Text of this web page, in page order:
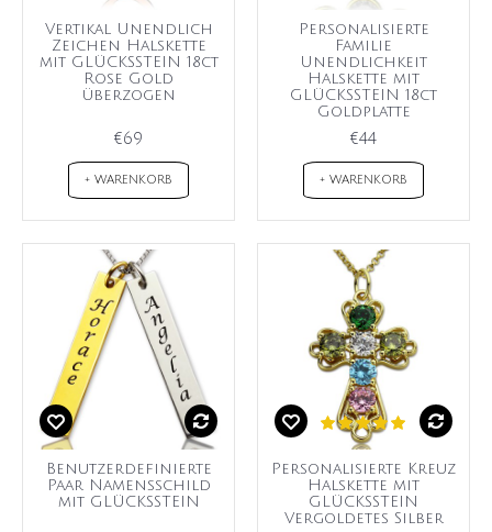
Vertikal Unendlich
Zeichen Halskette
mit GLÜCKSSTEIN 18ct
Rose Gold
überzogen
€69
+ WARENKORB
Personalisierte
Familie
Unendlichkeit
Halskette mit
GLÜCKSSTEIN 18ct
Goldplatte
€44
+ WARENKORB
Benutzerdefinierte
Paar Namensschild
mit GLÜCKSSTEIN
Personalisierte Kreuz
Halskette mit
GLÜCKSSTEIN
Vergoldetes Silber